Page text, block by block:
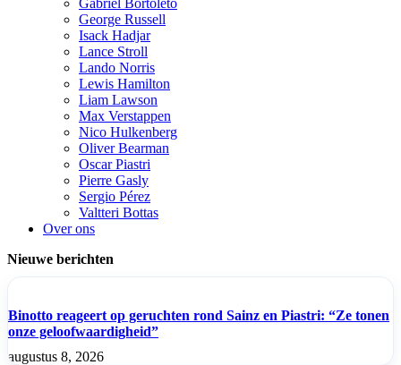
Gabriel Bortoleto
George Russell
Isack Hadjar
Lance Stroll
Lando Norris
Lewis Hamilton
Liam Lawson
Max Verstappen
Nico Hulkenberg
Oliver Bearman
Oscar Piastri
Pierre Gasly
Sergio Pérez
Valtteri Bottas
Over ons
Nieuwe berichten
Binotto reageert op geruchten rond Sainz en Piastri: “Ze tonen
onze geloofwaardigheid”
augustus 8, 2026